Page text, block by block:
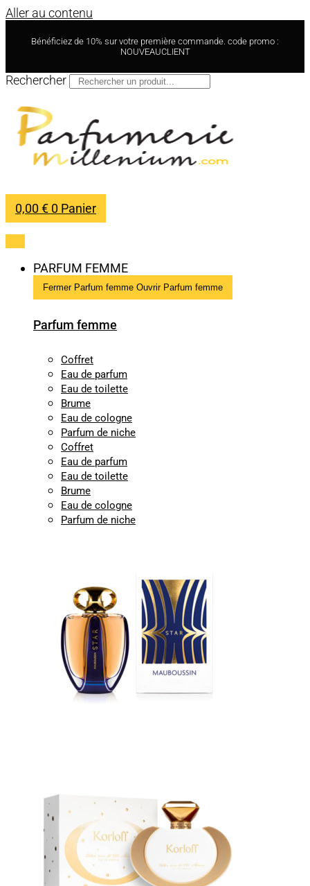
Aller au contenu
Bénéficiez de 10% sur votre première commande. code promo :
NOUVEAUCLIENT
Rechercher
0,00€ 0 Panier
PARFUM FEMME
Fermer Parfum femme Ouvrir Parfum femme
Parfum femme
Coffret
Eau de parfum
Eau de toilette
Brume
Eau de cologne
Parfum de niche
Coffret
Eau de parfum
Eau de toilette
Brume
Eau de cologne
Parfum de niche